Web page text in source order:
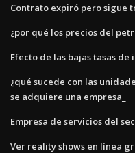
Contrato expiró pero sigue
¿por qué los precios del
Efecto de las bajas tasas
¿qué sucede con las
se adquiere una empresa_
Empresa de servicios del
Ver reality shows en línea